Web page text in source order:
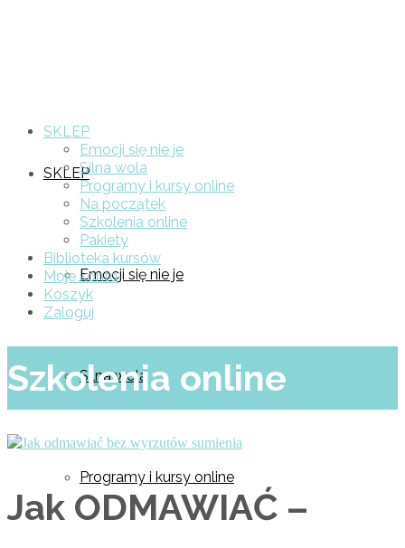
SKLEP
Emocji się nie je
Silna wola
Programy i kursy online
SKLEP
Emocji się nie je
Silna wola
Programy i kursy online
Na początek
Szkolenia online
Pakiety
Biblioteka kursów
Moje konto
Koszyk
Zaloguj
Szkolenia online
Jak ODMAWIAĆ –